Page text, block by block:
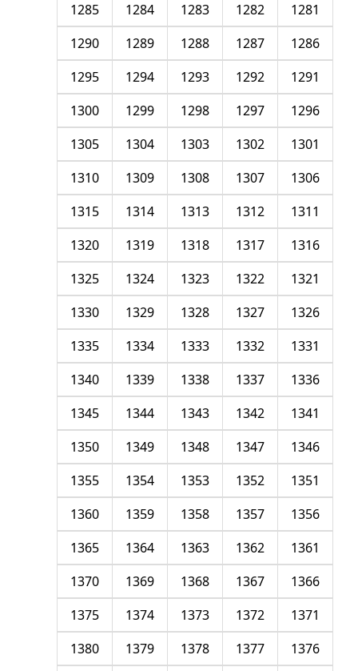
1281
1282
1283
1284
1285
1286
1287
1288
1289
1290
1291
1292
1293
1294
1295
1296
1297
1298
1299
1300
1301
1302
1303
1304
1305
1306
1307
1308
1309
1310
1311
1312
1313
1314
1315
1316
1317
1318
1319
1320
1321
1322
1323
1324
1325
1326
1327
1328
1329
1330
1331
1332
1333
1334
1335
1336
1337
1338
1339
1340
1341
1342
1343
1344
1345
1346
1347
1348
1349
1350
1351
1352
1353
1354
1355
1356
1357
1358
1359
1360
1361
1362
1363
1364
1365
1366
1367
1368
1369
1370
1371
1372
1373
1374
1375
1376
1377
1378
1379
1380